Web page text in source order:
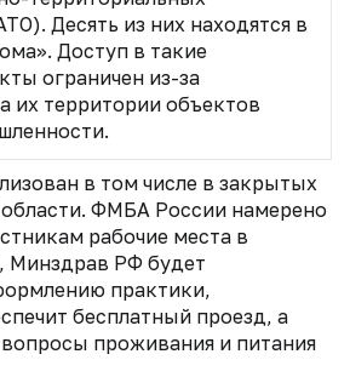
Десять из них находятся в
Доступ в такие
ограничен из-за
их территории объектов
в том числе в закрытых
ФМБА России намерено
рабочие места в
Минздрав РФ будет
практики,
бесплатный проезд, а
проживания и питания